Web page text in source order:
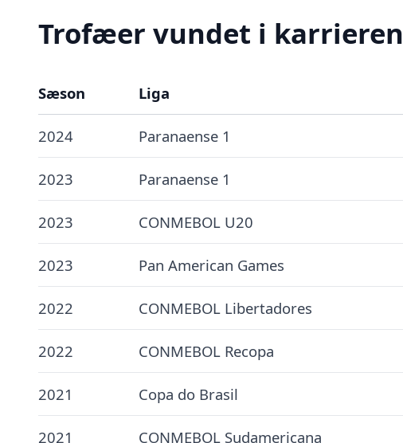
Trofæer vundet i karrieren
Sæson Liga
2024 Paranaense 1
2023 Paranaense 1
2023 CONMEBOL U20
2023 Pan American Games
2022 CONMEBOL Libertadores
2022 CONMEBOL Recopa
2021 Copa do Brasil
2021 CONMEBOL Sudamericana